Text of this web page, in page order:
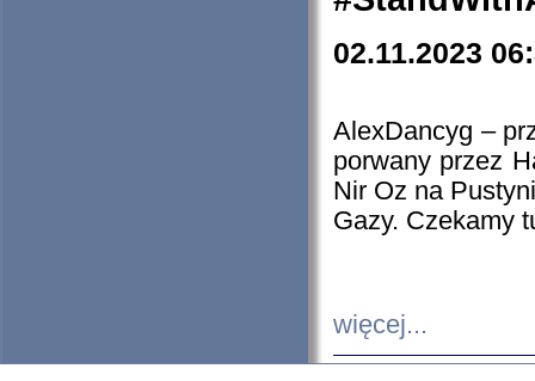
02.11.2023
AlexDancyg –
porwany przez
Nir Oz na
Gazy. Czekamy
więcej...